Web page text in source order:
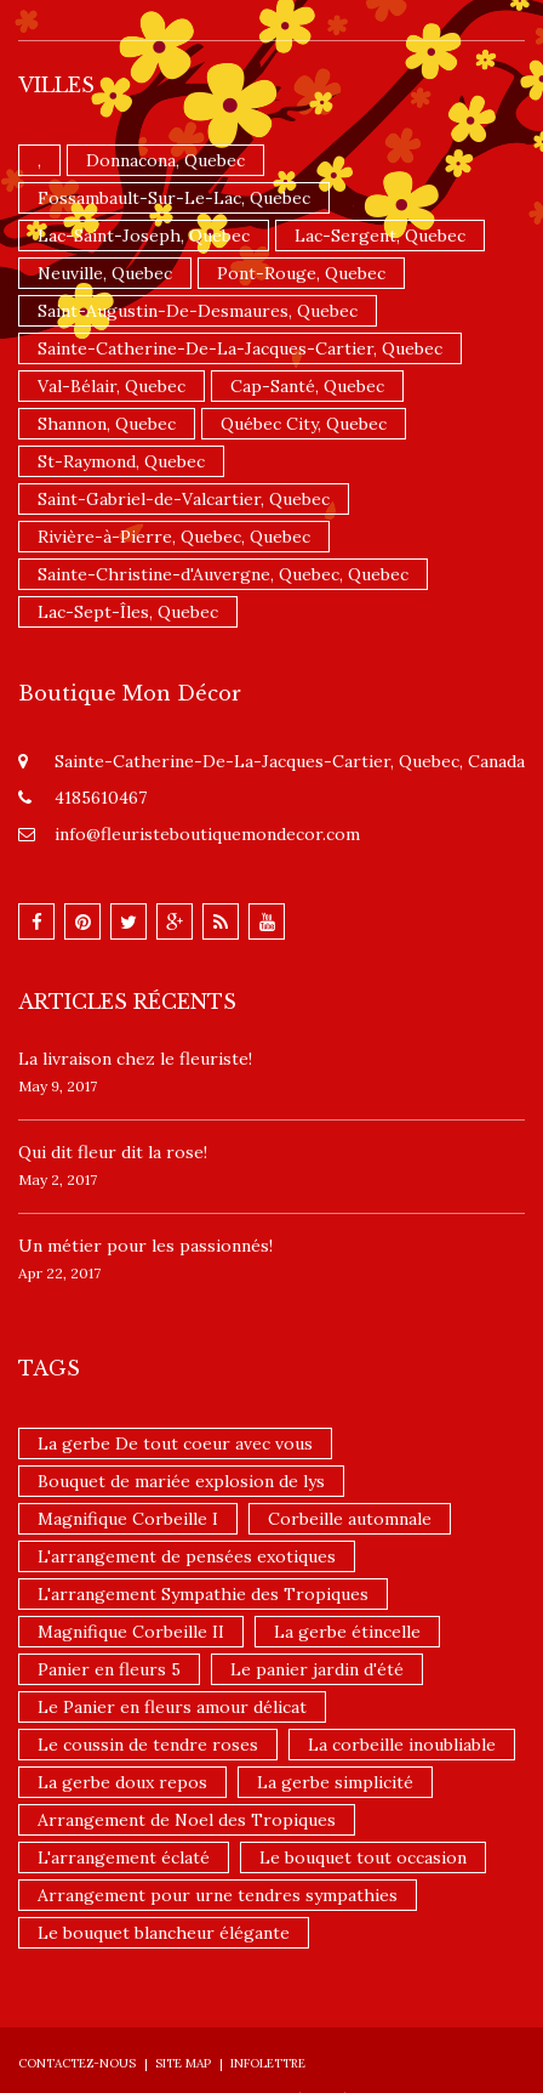
VILLES
,
Donnacona, Quebec
Fossambault-Sur-Le-Lac, Quebec
Lac-Saint-Joseph, Quebec
Lac-Sergent, Quebec
Neuville, Quebec
Pont-Rouge, Quebec
Saint-Augustin-De-Desmaures, Quebec
Sainte-Catherine-De-La-Jacques-Cartier, Quebec
Val-Bélair, Quebec
Cap-Santé, Quebec
Shannon, Quebec
Québec City, Quebec
St-Raymond, Quebec
Saint-Gabriel-de-Valcartier, Quebec
Rivière-à-Pierre, Quebec, Quebec
Sainte-Christine-d'Auvergne, Quebec, Quebec
Lac-Sept-Îles, Quebec
Boutique Mon Décor
Sainte-Catherine-De-La-Jacques-Cartier, Quebec, Canada
4185610467
info@fleuristeboutiquemondecor.com
ARTICLES RÉCENTS
La livraison chez le fleuriste!
May 9, 2017
​Qui dit fleur dit la rose!
May 2, 2017
Un ​métier pour les passionnés​!
Apr 22, 2017
TAGS
La gerbe De tout coeur avec vous
Bouquet de mariée explosion de lys
Magnifique Corbeille I
Corbeille automnale
L'arrangement de pensées exotiques
L'arrangement Sympathie des Tropiques
Magnifique Corbeille II
La gerbe étincelle
Panier en fleurs 5
Le panier jardin d'été
Le Panier en fleurs amour délicat
Le coussin de tendre roses
La corbeille inoubliable
La gerbe doux repos
La gerbe simplicité
Arrangement de Noel des Tropiques
L'arrangement éclaté
Le bouquet tout occasion
Arrangement pour urne tendres sympathies
Le bouquet blancheur élégante
CONTACTEZ-NOUS SITE MAP INFOLETTRE